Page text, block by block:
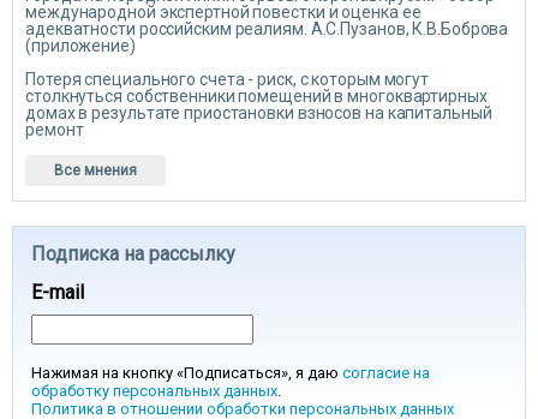
международной экспертной повестки и оценка ее
адекватности российским реалиям. А.С.Пузанов, К.В.Боброва
(приложение)
Потеря специального счета - риск, с которым могут
столкнуться собственники помещений в многоквартирных
домах в результате приостановки взносов на капитальный
ремонт
Все мнения
Подписка на рассылку
E-mail
Нажимая на кнопку «Подписаться», я даю согласие на
обработку персональных данных.
Политика в отношении обработки персональных данных